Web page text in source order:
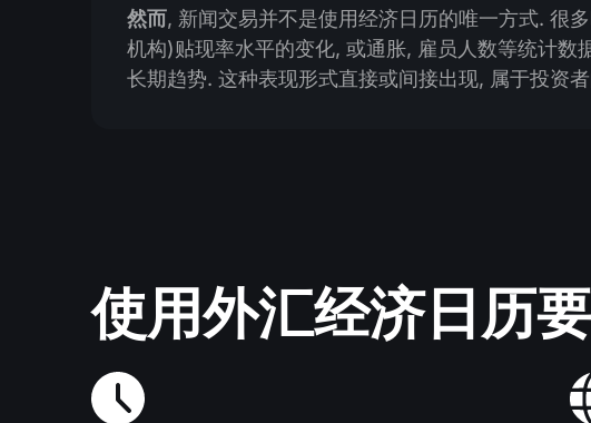
然而, 新闻交易并不是使用经济日历的唯一方式. 很
机构)贴现率水平的变化, 或通胀, 雇员人数等统计数
长期趋势. 这种表现形式直接或间接出现, 属于投资
使用外汇经济日历